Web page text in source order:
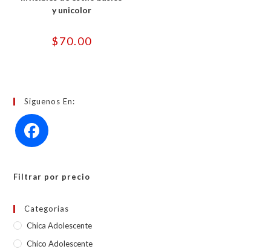
se
la
y unicolor
$70.00
Siguenos En:
Filtrar por precio
Categorias
Chica Adolescente
Chico Adolescente